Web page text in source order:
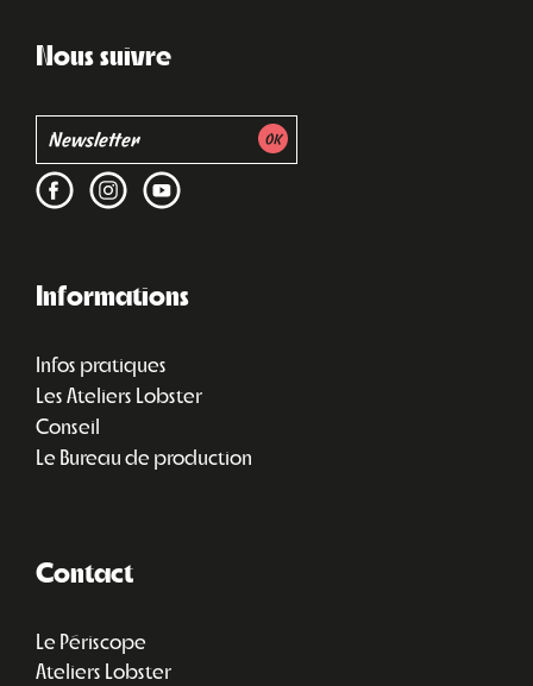
Nous suivre
Informations
Infos pratiques
Les Ateliers Lobster
Conseil
Le Bureau de production
Contact
Le Périscope
Ateliers Lobster